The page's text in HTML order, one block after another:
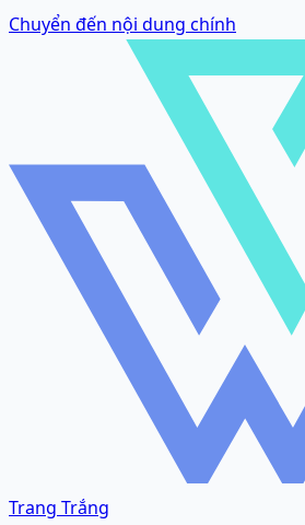
Chuyển đến nội dung chính
Trang Trắng